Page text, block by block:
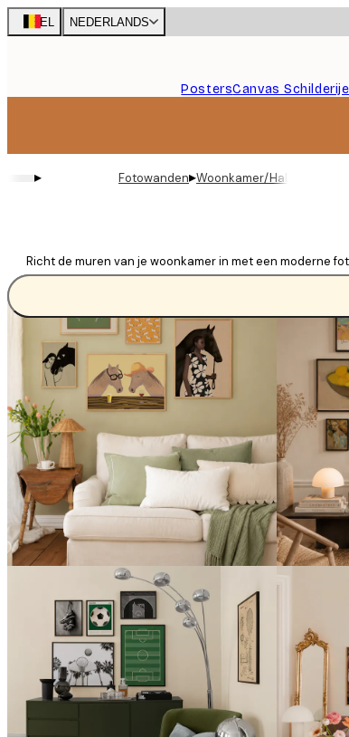
Skip
to
BEL NEDERLANDS
PostersCanvas
▸ Fotowanden▸Woonkamer/Hal
Richt de muren van je woonkamer in met een moderne